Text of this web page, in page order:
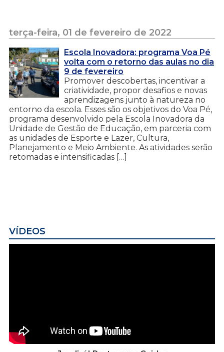
terça-feira, 01 de fevereiro de 2022
Escola Inovadora: programa Voa Pé
volta com o retorno das aulas no dia
9 de fevereiro
Promover descobertas, incentivar a
criatividade, propor desafios e novas
aprendizagens junto à natureza no
entorno da escola. Esses são os objetivos do Voa Pé,
programa desenvolvido pela Escola Inovadora da
Unidade de Gestão de Educação, em parceria com
as unidades de Esporte e Lazer, Cultura,
Planejamento e Meio Ambiente. As atividades serão
retomadas e intensificadas […]
VÍDEOS